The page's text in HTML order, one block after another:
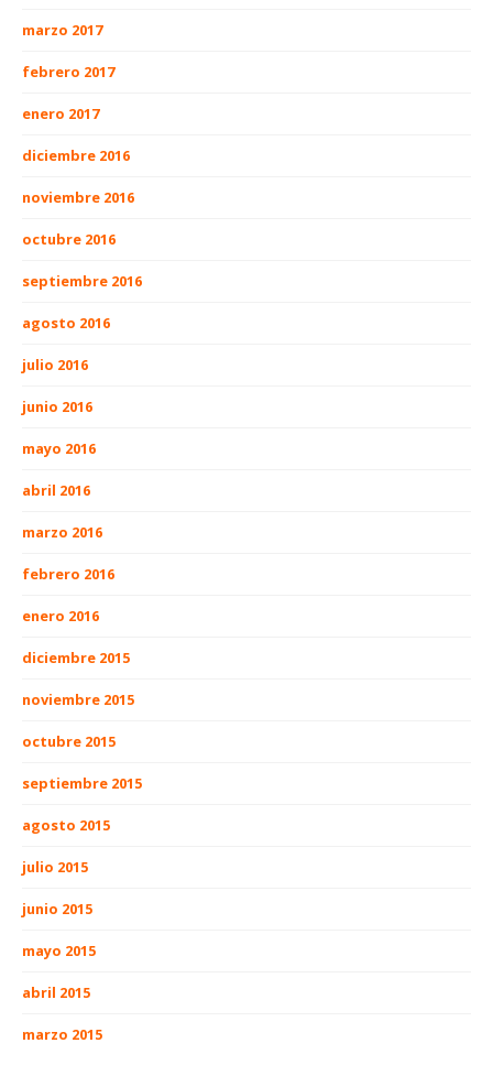
marzo 2017
febrero 2017
enero 2017
diciembre 2016
noviembre 2016
octubre 2016
septiembre 2016
agosto 2016
julio 2016
junio 2016
mayo 2016
abril 2016
marzo 2016
febrero 2016
enero 2016
diciembre 2015
noviembre 2015
octubre 2015
septiembre 2015
agosto 2015
julio 2015
junio 2015
mayo 2015
abril 2015
marzo 2015